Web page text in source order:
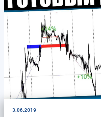
3.06.2019